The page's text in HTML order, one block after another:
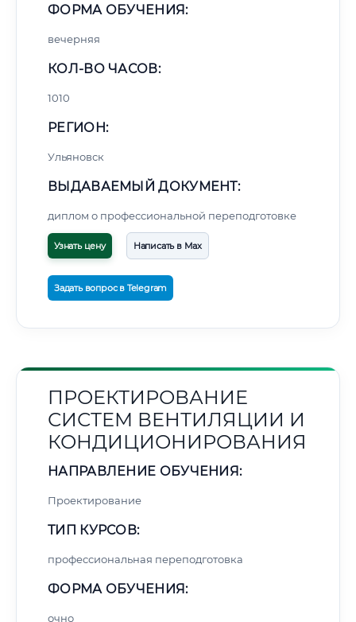
ФОРМА ОБУЧЕНИЯ:
вечерняя
КОЛ-ВО ЧАСОВ:
1010
РЕГИОН:
Ульяновск
ВЫДАВАЕМЫЙ ДОКУМЕНТ:
диплом о профессиональной переподготовке
Узнать цену Написать в Max
Задать вопрос в Telegram
ПРОЕКТИРОВАНИЕ
СИСТЕМ ВЕНТИЛЯЦИИ И
КОНДИЦИОНИРОВАНИЯ
НАПРАВЛЕНИЕ ОБУЧЕНИЯ:
Проектирование
ТИП КУРСОВ:
профессиональная переподготовка
ФОРМА ОБУЧЕНИЯ:
очно